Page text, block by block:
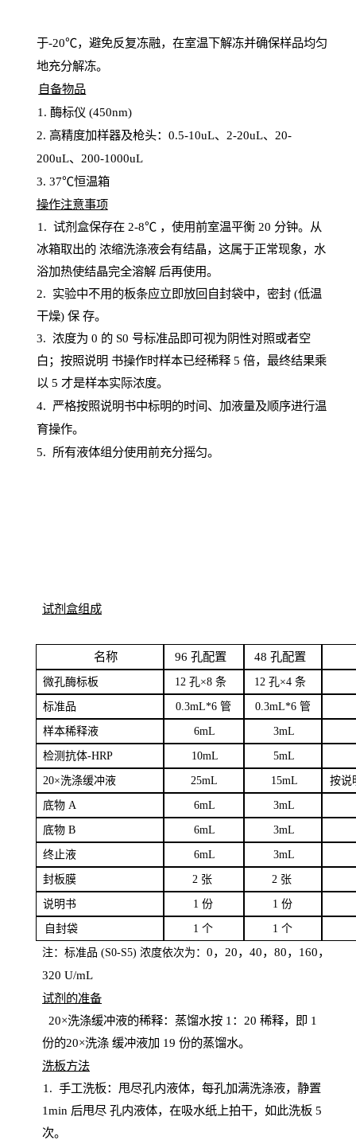
于-20℃，避免反复冻融，在室温下解冻并确保样品均匀
地充分解冻。
自备物品
1 . 酶标仪 (450nm)
2. 高精度加样器及枪头： 0.5-10uL、 2-20uL、 20-
200uL、 200-1000uL
3. 37℃恒温箱
操作注意事项
1. 试剂盒保存在 2-8℃ ，使用前室温平衡 20 分钟。从
冰箱取出的 浓缩洗涤液会有结晶，这属于正常现象，水
浴加热使结晶完全溶解 后再使用。
2. 实验中不用的板条应立即放回自封袋中，密封(低温
干燥) 保 存。
3. 浓度为 0 的 S0 号标准品即可视为阴性对照或者空
白；按照说明 书操作时样本已经稀释5 倍，最终结果乘
以 5 才是样本实际浓度。
4. 严格按照说明书中标明的时间、加液量及顺序进行温
育操作。
5. 所有液体组分使用前充分摇匀。
试剂盒组成
名称 96 孔配置 48 孔配置
微孔酶标板 12 孔×8 条 12 孔×4 条
标准品 0.3mL*6 管 0.3mL*6 管
样本稀释液 6mL 3mL
检测抗体-HRP 10mL 5mL
20×洗涤缓冲液 25mL 15mL 按说
底物A 6mL 3mL
底物B 6mL 3mL
终止液 6mL 3mL
封板膜 2 张 2 张
说明书 1 份 1 份
自封袋 1 个 1 个
注：标准品 (S0-S5) 浓度依次为： 0，20，40，80，160，
320 U/mL
试剂的准备
20×洗涤缓冲液的稀释：蒸馏水按 1：20 稀释，即 1
份的20×洗涤 缓冲液加 19 份的蒸馏水。
洗板方法
1. 手工洗板：甩尽孔内液体，每孔加满洗涤液，静置
1min 后甩尽 孔内液体，在吸水纸上拍干，如此洗板 5
次。